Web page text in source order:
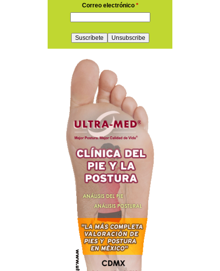
Correo electrónico *